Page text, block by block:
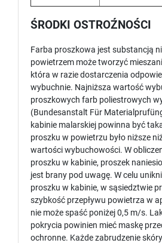
ŚRODKI OSTROŹNOŚCI
Farba proszkowa jest substancją
powietrzem może tworzyć
która w razie dostarczenia
wybuchnie. Najniższa wartość
proszkowych farb poliestrowych
(Bundesanstalt Für
kabinie malarskiej powinna być
proszku w powietrzu było niższe
wartości wybuchowości. W
proszku w kabinie, proszek
jest brany pod uwagę. W celu
proszku w kabinie, w sąsiedztwie
szybkość przepływu powietrza w
nie może spaść poniżej 0,5 m/s.
pokrycia powinien mieć maskę
ochronne. Każde zabrudzenie